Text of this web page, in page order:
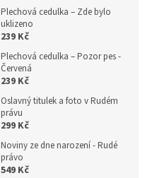
Plechová cedulka – Zde bylo
uklizeno
239 Kč
Plechová cedulka – Pozor pes -
Červená
239 Kč
Oslavný titulek a foto v Rudém
právu
299 Kč
Noviny ze dne narození - Rudé
právo
549 Kč